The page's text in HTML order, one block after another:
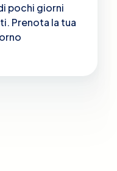
pochi giorni
Prenota la tua